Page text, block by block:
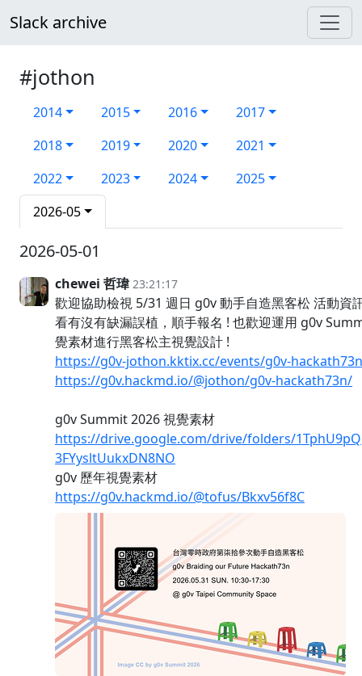
Slack archive
#jothon
2014 2015 2016
2017
2018
2019 2020
2021
2022
2023 2024
2025
2026-05
2026-05-01
chewei 哲瑋 23:21:17
歡迎協助檢視 5/31 週日 g0v 動手自造黑客松 活動資
看有沒有缺漏誤植，順手報名 ! 也歡迎運用 g0v
覺素材進行黑客松主視覺設計 !
https://g0v-jothon.kktix.cc/events/g0v-hackath73n
https://g0v.hackmd.io/@jothon/g0v-hackath73n/
g0v Summit 2026 視覺素材
https://drive.google.com/drive/folders/
3FYysltUukxDN8NO
g0v 歷年視覺素材
https://g0v.hackmd.io/@tofus/Bkxv56f8C